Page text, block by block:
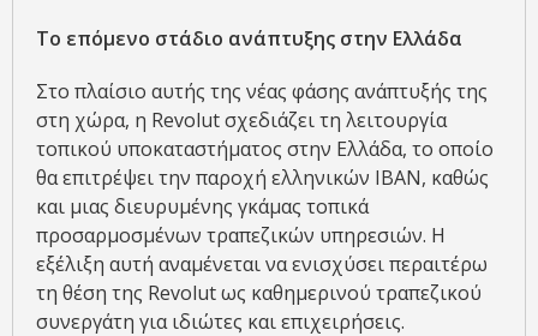
Το επόμενο στάδιο ανάπτυξης στην Ελλάδα
Στο πλαίσιο αυτής της νέας φάσης ανάπτυξής της
στη χώρα, η Revolut σχεδιάζει τη λειτουργία
τοπικού υποκαταστήματος στην Ελλάδα, το οποίο
θα επιτρέψει την παροχή ελληνικών IBAN, καθώς
και μιας διευρυμένης γκάμας τοπικά
προσαρμοσμένων τραπεζικών υπηρεσιών. Η
εξέλιξη αυτή αναμένεται να ενισχύσει περαιτέρω
τη θέση της Revolut ως καθημερινού τραπεζικού
συνεργάτη για ιδιώτες και επιχειρήσεις.